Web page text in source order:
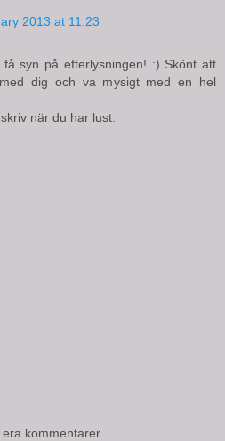
2013 at 11:23
syn på efterlysningen! :) Skönt att
dig och va mysigt med en hel
när du har lust.
kommentarer